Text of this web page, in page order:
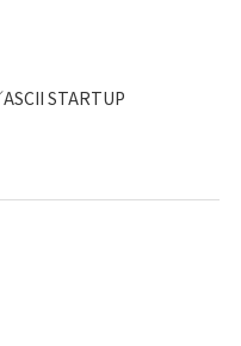
ASCII STARTUP